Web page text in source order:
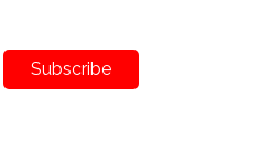
Subscribe